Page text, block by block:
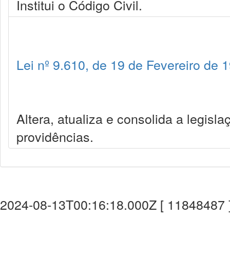
Institui o Código Civil.
Lei nº 9.610, de 19 de Fevereiro de
Altera, atualiza e consolida a
providências.
2024-08-13T00:16:18.000Z [ 11848487